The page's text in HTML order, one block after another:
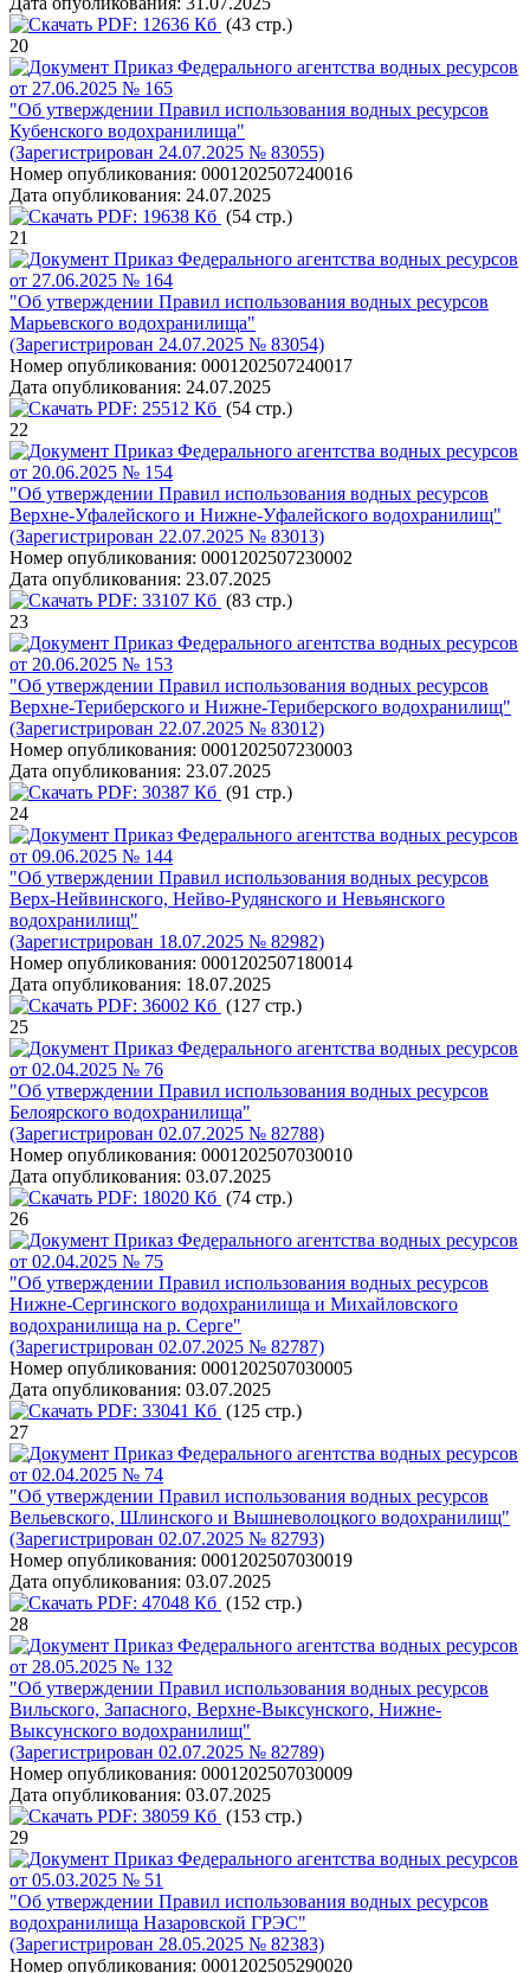
PDF: 12636 Кб (43 стр.)
20
Приказ Федерального агентства водных ресурсов
от 27.06.2025 № 165
"Об утверждении Правил использования водных ресурсов
Кубенского водохранилища"
(Зарегистрирован 24.07.2025 № 83055)
Номер опубликования: 0001202507240016
Дата опубликования: 24.07.2025
PDF: 19638 Кб (54 стр.)
21
Приказ Федерального агентства водных ресурсов
от 27.06.2025 № 164
"Об утверждении Правил использования водных ресурсов
Марьевского водохранилища"
(Зарегистрирован 24.07.2025 № 83054)
Номер опубликования: 0001202507240017
Дата опубликования: 24.07.2025
PDF: 25512 Кб (54 стр.)
22
Приказ Федерального агентства водных ресурсов
от 20.06.2025 № 154
"Об утверждении Правил использования водных ресурсов
Верхне-Уфалейского и Нижне-Уфалейского водохранилищ"
(Зарегистрирован 22.07.2025 № 83013)
Номер опубликования: 0001202507230002
Дата опубликования: 23.07.2025
PDF: 33107 Кб (83 стр.)
23
Приказ Федерального агентства водных ресурсов
от 20.06.2025 № 153
"Об утверждении Правил использования водных ресурсов
Верхне-Териберского и Нижне-Териберского водохранилищ"
(Зарегистрирован 22.07.2025 № 83012)
Номер опубликования: 0001202507230003
Дата опубликования: 23.07.2025
PDF: 30387 Кб (91 стр.)
24
Приказ Федерального агентства водных ресурсов
от 09.06.2025 № 144
"Об утверждении Правил использования водных ресурсов
Верх-Нейвинского, Нейво-Рудянского и Невьянского
водохранилищ"
(Зарегистрирован 18.07.2025 № 82982)
Номер опубликования: 0001202507180014
Дата опубликования: 18.07.2025
PDF: 36002 Кб (127 стр.)
25
Приказ Федерального агентства водных ресурсов
от 02.04.2025 № 76
"Об утверждении Правил использования водных ресурсов
Белоярского водохранилища"
(Зарегистрирован 02.07.2025 № 82788)
Номер опубликования: 0001202507030010
Дата опубликования: 03.07.2025
PDF: 18020 Кб (74 стр.)
26
Приказ Федерального агентства водных ресурсов
от 02.04.2025 № 75
"Об утверждении Правил использования водных ресурсов
Нижне-Сергинского водохранилища и Михайловского
водохранилища на р. Серге"
(Зарегистрирован 02.07.2025 № 82787)
Номер опубликования: 0001202507030005
Дата опубликования: 03.07.2025
PDF: 33041 Кб (125 стр.)
27
Приказ Федерального агентства водных ресурсов
от 02.04.2025 № 74
"Об утверждении Правил использования водных ресурсов
Вельевского, Шлинского и Вышневолоцкого водохранилищ"
(Зарегистрирован 02.07.2025 № 82793)
Номер опубликования: 0001202507030019
Дата опубликования: 03.07.2025
PDF: 47048 Кб (152 стр.)
28
Приказ Федерального агентства водных ресурсов
от 28.05.2025 № 132
"Об утверждении Правил использования водных ресурсов
Вильского, Запасного, Верхне-Выксунского, Нижне-
Выксунского водохранилищ"
(Зарегистрирован 02.07.2025 № 82789)
Номер опубликования: 0001202507030009
Дата опубликования: 03.07.2025
PDF: 38059 Кб (153 стр.)
29
Приказ Федерального агентства водных ресурсов
от 05.03.2025 № 51
"Об утверждении Правил использования водных ресурсов
водохранилища Назаровской ГРЭС"
(Зарегистрирован 28.05.2025 № 82383)
Номер опубликования: 0001202505290020